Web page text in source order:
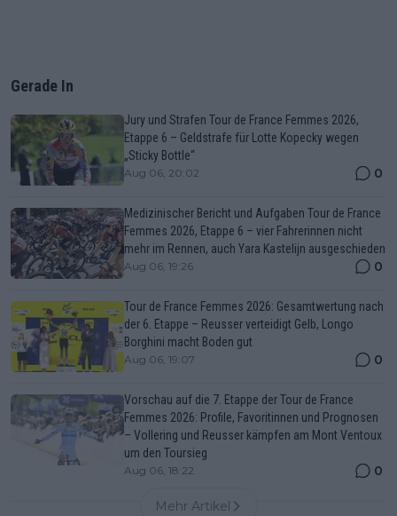
Gerade In
Jury und Strafen Tour de France Femmes 2026,
Etappe 6 – Geldstrafe für Lotte Kopecky wegen
„Sticky Bottle“
Aug 06, 20:02 0
Medizinischer Bericht und Aufgaben Tour de France
Femmes 2026, Etappe 6 – vier Fahrerinnen nicht
mehr im Rennen, auch Yara Kastelijn ausgeschieden
Aug 06, 19:26 0
Tour de France Femmes 2026: Gesamtwertung nach
der 6. Etappe – Reusser verteidigt Gelb, Longo
Borghini macht Boden gut
Aug 06, 19:07 0
Vorschau auf die 7. Etappe der Tour de France
Femmes 2026: Profile, Favoritinnen und Prognosen
– Vollering und Reusser kämpfen am Mont Ventoux
um den Toursieg
Aug 06, 18:22 0
Mehr Artikel